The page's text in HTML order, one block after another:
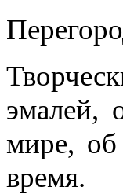
эмалей,
мире,
время.